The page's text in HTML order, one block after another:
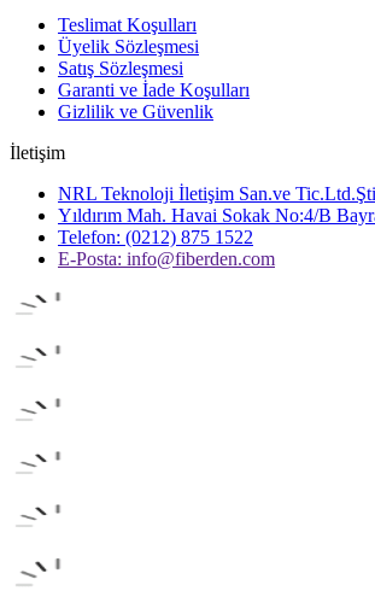
Teslimat Koşulları
Üyelik Sözleşmesi
Satış Sözleşmesi
Garanti ve İade Koşulları
Gizlilik ve Güvenlik
İletişim
NRL Teknoloji İletişim San.ve Tic.Ltd.Şti
Yıldırım Mah. Havai Sokak No:4/B
Telefon: (0212) 875 1522
E-Posta: info@fiberden.com